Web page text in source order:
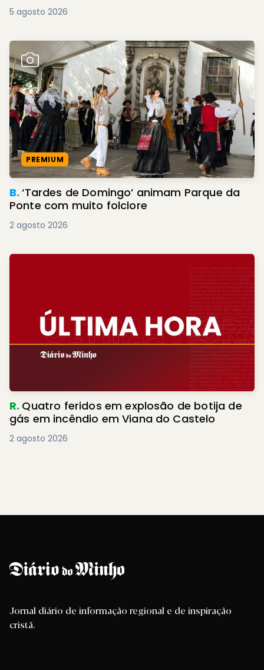
5 agosto 2026
PREMIUM
B.‘Tardes de Domingo’ animam Parque da
Ponte com muito folclore
2 agosto 2026
R. Quatro feridos em explosão de botija de
gás em incêndio em Viana do Castelo
2 agosto 2026
Jornal diário de informação regional e de inspiração
cristã.